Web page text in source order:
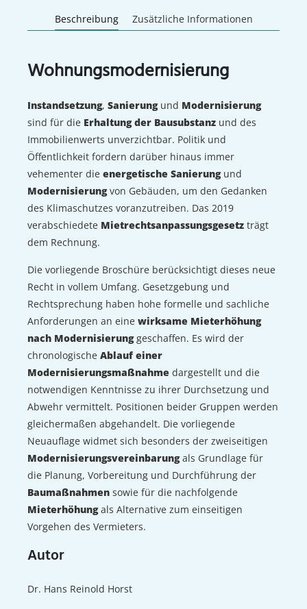
Beschreibung Zusätzliche Informationen
Wohnungsmodernisierung
Instandsetzung, Sanierungund Modernisierung
sind für die Erhaltung der Bausubstanz und des
Immobilienwerts unverzichtbar. Politik und
Öffentlichkeit fordern darüber hinaus immer
vehementer die energetische Sanierungund
Modernisierungvon Gebäuden, um den Gedanken
des Klimaschutzes voranzutreiben. Das 2019
verabschiedete Mietrechtsanpassungsgesetz trägt
dem Rechnung.
Die vorliegende Broschüre berücksichtigt dieses neue
Recht in vollem Umfang. Gesetzgebung und
Rechtsprechung haben hohe formelle und sachliche
Anforderungen an eine wirksame Mieterhöhung
nach Modernisierunggeschaffen. Es wird der
chronologische Ablauf einer
Modernisierungsmaßnahme dargestellt und die
notwendigen Kenntnisse zu ihrer Durchsetzung und
Abwehr vermittelt. Positionen beider Gruppen werden
gleichermaßen abgehandelt. Die vorliegende
Neuauflage widmet sich besonders der zweiseitigen
Modernisierungsvereinbarungals Grundlage für
die Planung, Vorbereitung und Durchführung der
Baumaßnahmen sowie für die nachfolgende
Mieterhöhungals Alternative zum einseitigen
Vorgehen des Vermieters.
Autor
Dr. Hans Reinold Horst